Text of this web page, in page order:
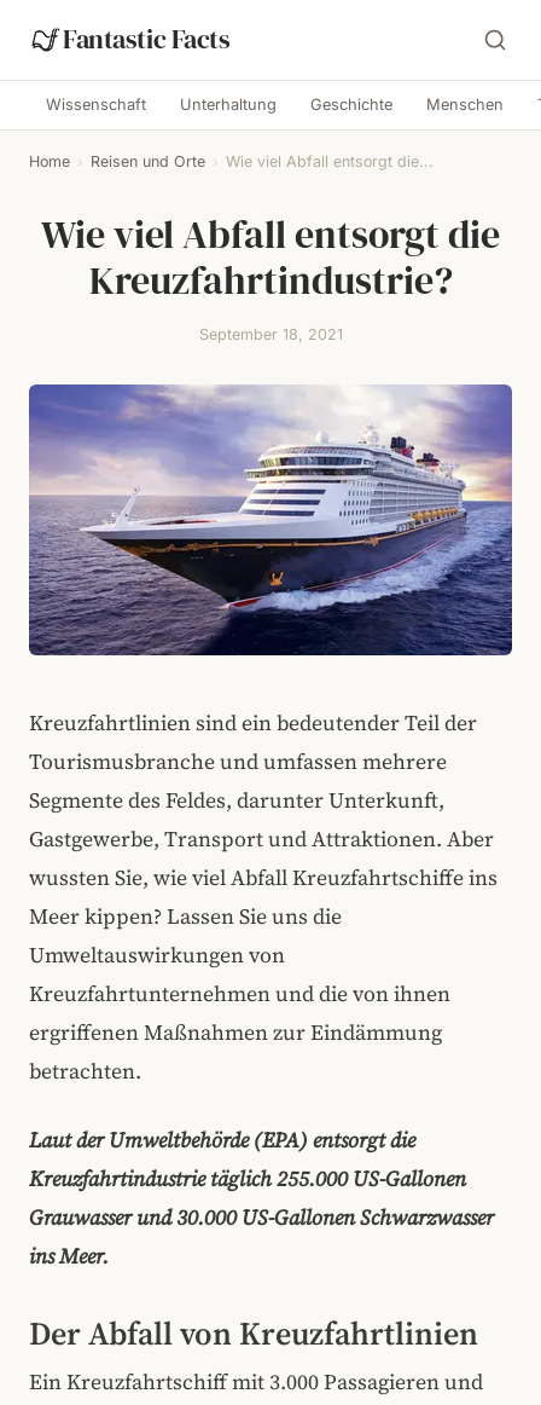
Fantastic Facts
Wissenschaft Unterhaltung Geschichte Menschen
Home › Reisen und Orte › Wie viel Abfall entsorgt die...
Wie viel Abfall entsorgt die
Kreuzfahrtindustrie?
September 18, 2021
Kreuzfahrtlinien sind ein bedeutender Teil der
Tourismusbranche und umfassen mehrere
Segmente des Feldes, darunter Unterkunft,
Gastgewerbe, Transport und Attraktionen. Aber
wussten Sie, wie viel Abfall Kreuzfahrtschiffe ins
Meer kippen? Lassen Sie uns die
Umweltauswirkungen von
Kreuzfahrtunternehmen und die von ihnen
ergriffenen Maßnahmen zur Eindämmung
betrachten.
Laut der Umweltbehörde (EPA) entsorgt die
Kreuzfahrtindustrie täglich 255.000 US-Gallonen
Grauwasser und 30.000 US-Gallonen Schwarzwasser
ins Meer.
Der Abfall von Kreuzfahrtlinien
Ein Kreuzfahrtschiff mit 3.000 Passagieren und